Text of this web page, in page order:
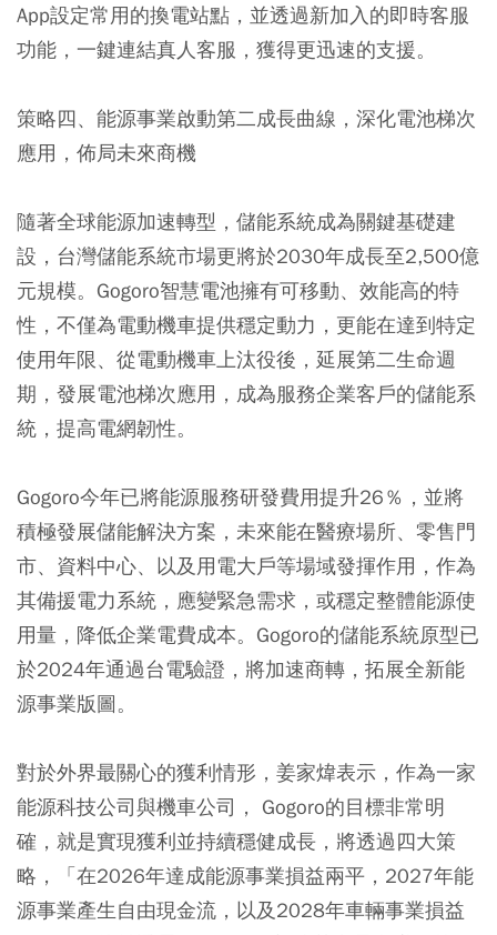
App設定常用的換電站點，並透過新加入的即時客服
功能，一鍵連結真人客服，獲得更迅速的支援。
策略四、能源事業啟動第二成長曲線，深化電池梯次
應用，佈局未來商機
隨著全球能源加速轉型，儲能系統成為關鍵基礎建
設，台灣儲能系統市場更將於2030年成長至2,500億
元規模。Gogoro智慧電池擁有可移動、效能高的特
性，不僅為電動機車提供穩定動力，更能在達到特定
使用年限、從電動機車上汰役後，延展第二生命週
期，發展電池梯次應用，成為服務企業客戶的儲能系
統，提高電網韌性。
Gogoro今年已將能源服務研發費用提升26％，並將
積極發展儲能解決方案，未來能在醫療場所、零售門
市、資料中心、以及用電大戶等場域發揮作用，作為
其備援電力系統，應變緊急需求，或穩定整體能源使
用量，降低企業電費成本。Gogoro的儲能系統原型已
於2024年通過台電驗證，將加速商轉，拓展全新能
源事業版圖。
對於外界最關心的獲利情形，姜家煒表示，作為一家
能源科技公司與機車公司， Gogoro的目標非常明
確，就是實現獲利並持續穩健成長，將透過四大策
略，「在2026年達成能源事業損益兩平，2027年能
源事業產生自由現金流，以及2028年車輛事業損益